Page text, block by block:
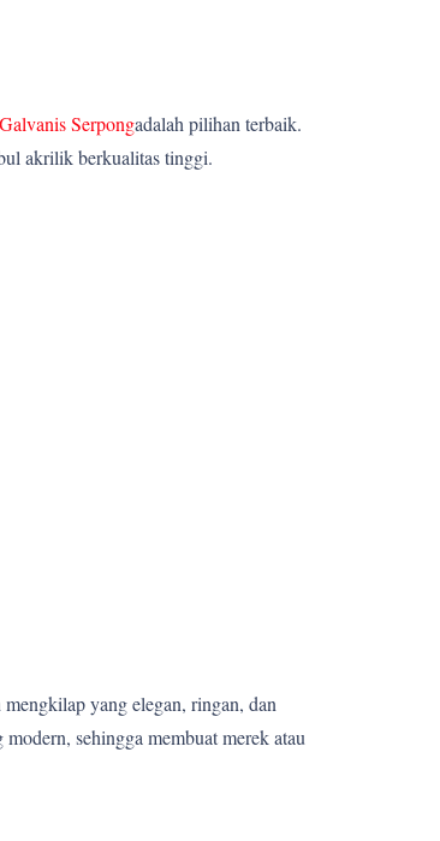
Serpongadalah pilihan terbaik.
akrilik berkualitas tinggi.
yang elegan, ringan, dan
sehingga membuat merek atau